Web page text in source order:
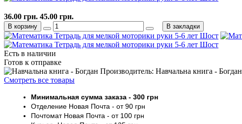
Есть в наличии
Готов к отправке
Производитель: Навчальна книга - Богдан
Смотреть все товары
Минимальная сумма заказа - 300 грн
Отделение Новая Почта - от 90 грн
ПочтоматНовая Почта - от 100 грн
36.00 грн. 45.00 грн.
В корзину В закладки